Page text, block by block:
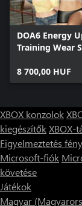
DOA6 Energy
Training Wear
8 700,00 HUF
XBOX konzolok
kiegészítőkXBOX-
Figyelmeztetés
Microsoft-fiók
követése
Játékok
Magyar